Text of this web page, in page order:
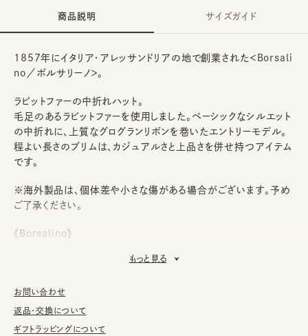
商品説明
1857年にイタリア・アレッサンドリアの地で創業された＜Borsali
no／ボルサリーノ＞。
ラビットファーの中折れハット。
毛足のあるラビットファーを使用しました。ベーシックなシルエット
の中折れに、上質なグログランリボンを巻いたエントリーモデル。
程よい長さのブリムは、カジュアルさと上品さを併せ持つアイテム
です。
※海外製品は、個体差や小さな傷がある場合がございます。予め
ご了承ください。
《Borsalino》
り、イタリア・アレッサンドリアの地にフェルト帽の芸術的職人だけ
60年の年月を経たボルサリーノでは、今日でも創設時と同様の製
法が頑なに守られ、20世紀初頭の機械・木製型を現在に受け継
ぎ、それらの道具とともに受け継がれた伝統の技術はボルサリー
もっと見る
サイズガイド
お問い合わせ
返品・交換について
ギフトラッピングについて